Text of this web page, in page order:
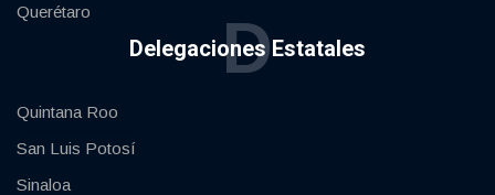
Querétaro
Delegaciones Estatales
D
Quintana Roo
San Luis Potosí
Sinaloa